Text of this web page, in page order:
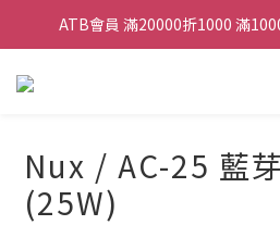
ATB會員 滿20000折1000 滿
ATB會員 滿20000折1000 滿
全館滿490元
ATB會員 滿20000折1000 滿
Nux / AC-25 藍
(25W)